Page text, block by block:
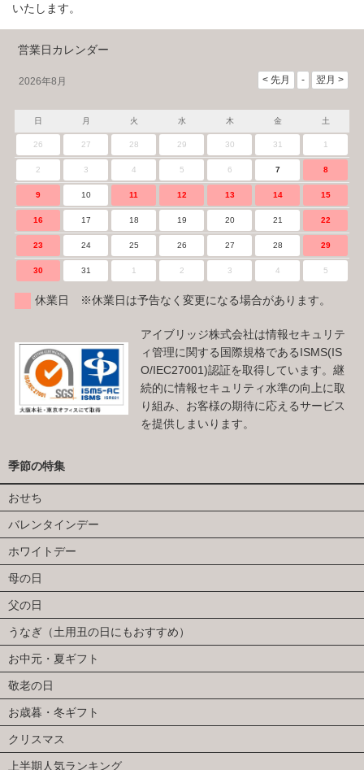
いたします。
営業日カレンダー
2026年8月
日 月 火 水 木 金 土
26 27 28 29 30 31 1
2 3 4 5 6 7 8
9 10 11 12 13 14 15
16 17 18 19 20 21 22
23 24 25 26 27 28 29
30 31 1 2 3 4 5
休業日 ※休業日は予告なく変更になる場合があります。
アイブリッジ株式会社は情報セキュリテ
ィ管理に関する国際規格であるISMS(IS
O/IEC27001)認証を取得しています。継
続的に情報セキュリティ水準の向上に取
り組み、お客様の期待に応えるサービス
を提供しまいります。
季節の特集
おせち
バレンタインデー
ホワイトデー
母の日
父の日
うなぎ（土用丑の日にもおすすめ）
お中元・夏ギフト
敬老の日
お歳暮・冬ギフト
クリスマス
上半期人気ランキング